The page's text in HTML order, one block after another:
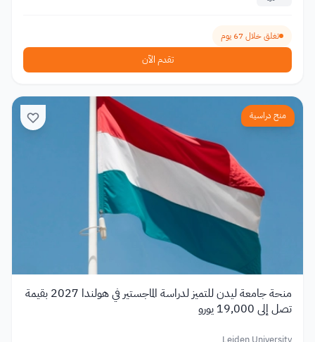
تغلق خلال 67 يوم
تقدم الآن
منح دراسية
منحة جامعة ليدن للتميز لدراسة الماجستير في هولندا 2027 بقيمة
تصل إلى 19,000 يورو